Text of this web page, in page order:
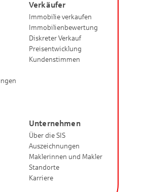
Verkäufer
Immobilie verkaufen
Immobilienbewertung
Diskreter Verkauf
Preisentwicklung
Kundenstimmen
Unternehmen
Über die SIS
Auszeichnungen
Maklerinnen und Makler
Standorte
Karriere